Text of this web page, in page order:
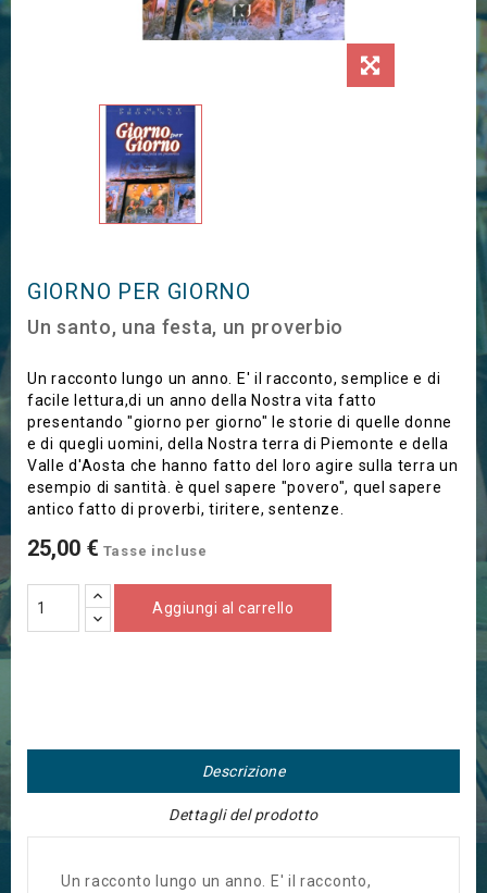
GIORNO PER GIORNO
Un santo, una festa, un proverbio
Un racconto lungo un anno. E' il racconto, semplice e di
facile lettura,di un anno della Nostra vita fatto
presentando "giorno per giorno" le storie di quelle donne
e di quegli uomini, della Nostra terra di Piemonte e della
Valle d'Aosta che hanno fatto del loro agire sulla terra un
esempio di santità. è quel sapere "povero", quel sapere
antico fatto di proverbi, tiritere, sentenze.
25,00 € Tasse incluse
Aggiungi al carrello
Descrizione
Dettagli del prodotto
Un racconto lungo un anno. E' il racconto,